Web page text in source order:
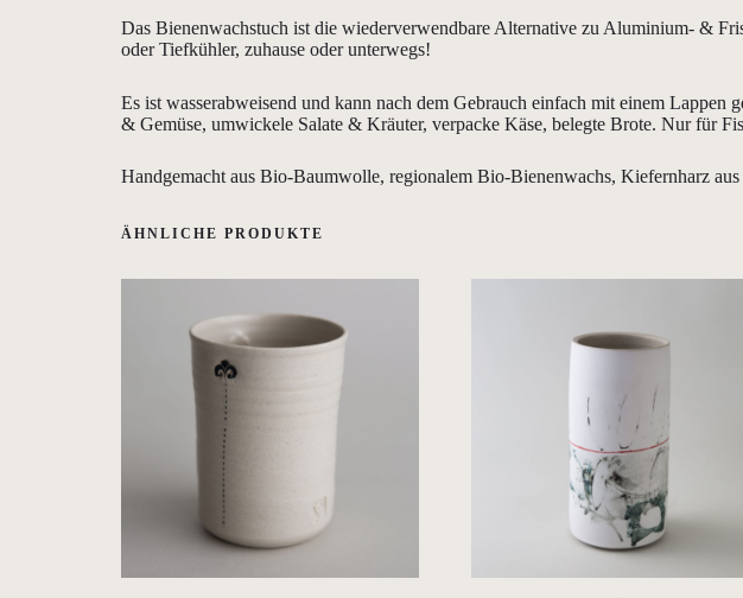
Das Bienenwachstuch ist die wiederverwendbare Alternative zu Aluminium- &
oder Tiefkühler, zuhause oder unterwegs!
Es ist wasserabweisend und kann nach dem Gebrauch einfach mit einem
& Gemüse, umwickele Salate & Kräuter, verpacke Käse, belegte Brote. Nur für
Handgemacht aus Bio-Baumwolle, regionalem Bio-Bienenwachs, Kiefernharz
ÄHNLICHE PRODUKTE